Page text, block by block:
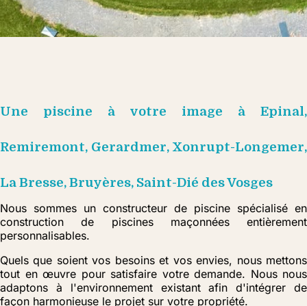
Une piscine à votre image à Epinal,
Remiremont, Gerardmer, Xonrupt-Longemer,
La Bresse, Bruyères, Saint-Dié des Vosges
Nous sommes un constructeur de piscine spécialisé en
construction de piscines maçonnées entièrement
personnalisables.
Quels que soient vos besoins et vos envies, nous mettons
tout en œuvre pour satisfaire votre demande. Nous nous
adaptons à l'environnement existant afin d'intégrer de
façon harmonieuse le projet sur votre propriété.